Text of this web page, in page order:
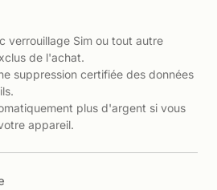
verrouillage Sim ou tout autre
de l'achat.
suppression certifiée des données
plus d'argent si vous
appareil.